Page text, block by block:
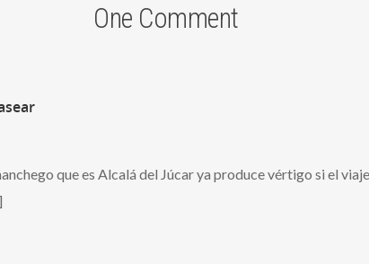
One Comment
que es Alcalá del Júcar ya produce vértigo si el